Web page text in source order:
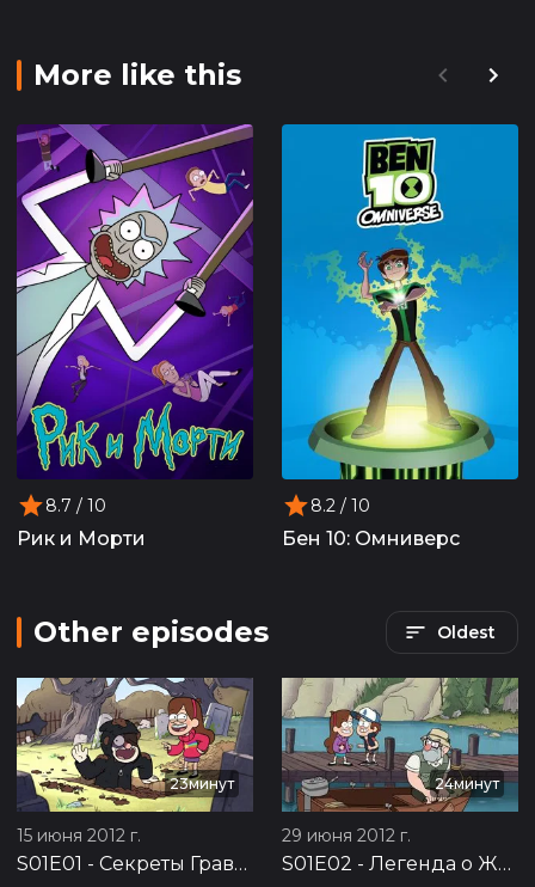
More like this
8.7 / 10
Рик и Морти
8.2 / 10
Бен 10: Омниверс
Other episodes Oldest
23минут
15 июня 2012 г.
S01E01 - Секреты Гравити Фолз
24минут
29 июня 2012 г.
S01E02 - Легенда о Живогрызе